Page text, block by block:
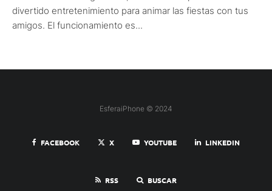
divertido entretenimiento para animar las fiestas con tus
amigos. El funcionamiento es...
EsferaiPhone © 2024
FACEBOOK X YOUTUBE LINKEDIN
RSS BUSCAR